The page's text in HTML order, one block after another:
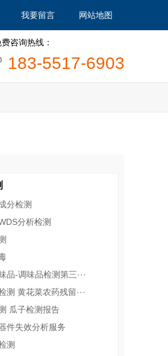
我要留言 网站地图
咨询热线：
183-5517-6903
分检测
分析检测
品-调味品检测第三···
测 黄花菜农药残留···
瓜子检测报告
件失效分析服务
测